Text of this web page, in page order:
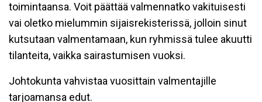
toimintaansa. Voit päättää valmennatko vakituisesti
vai oletko mielummin sijaisrekisterissä, jolloin sinut
kutsutaan valmentamaan, kun ryhmissä tulee akuutti
tilanteita, vaikka sairastumisen vuoksi.
Johtokunta vahvistaa vuosittain valmentajille
tarjoamansa edut.